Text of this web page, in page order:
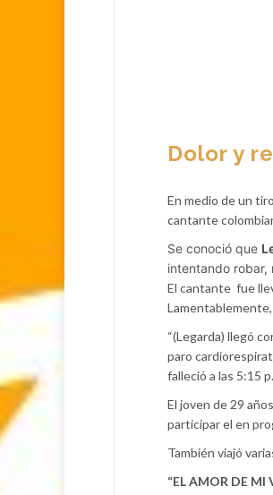
Dolor y
En medio de un
cantante
Se conoció que
intentando robar,
El cantante fue
“(Legarda) llegó
paro
falleció a las 5:15
El joven de 29
participar el en
También viajó
“EL AMOR DE MI